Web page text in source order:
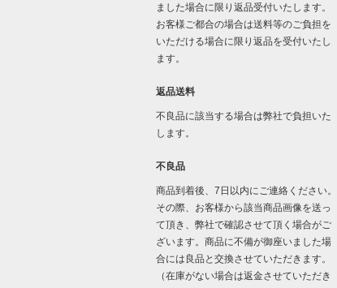
ました場合に限り返品受付いたします。
お客様ご都合の場合は送料等のご負担を
いただける場合に限り返品を受付いたし
ます。
返品送料
不良品に該当する場合は弊社で負担いた
します。
不良品
商品到着後、7日以内にご連絡ください。
その際、お客様から該当商品画像を送っ
て頂き、弊社で確認させて頂く場合がご
ざいます。商品に不備が御座いました場
合には良品と交換させていただきます。
（在庫がない場合は返金させていただき